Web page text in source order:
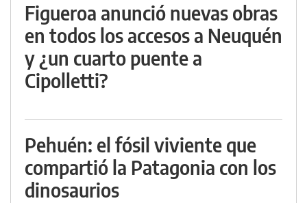
Figueroa anunció nuevas obras
en todos los accesos a Neuquén
y ¿un cuarto puente a
Cipolletti?
Pehuén: el fósil viviente que
compartió la Patagonia con los
dinosaurios